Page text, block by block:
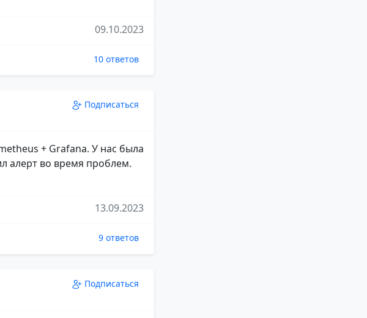
09.10.2023
10 ответов
Подписаться
+ Grafana. У нас была
алерт во время проблем.
13.09.2023
9 ответов
Подписаться